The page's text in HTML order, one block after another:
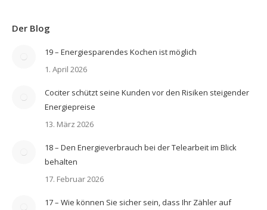
Der Blog
19 – Energiesparendes Kochen ist möglich
1. April 2026
Cociter schützt seine Kunden vor den Risiken steigender
Energiepreise
13. März 2026
18 – Den Energieverbrauch bei der Telearbeit im Blick
behalten
17. Februar 2026
17 – Wie können Sie sicher sein, dass Ihr Zähler auf